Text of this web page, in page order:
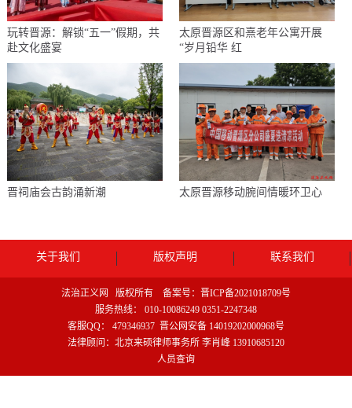
玩转晋源：解锁“五一”假期，共
赴文化盛宴
太原晋源区和熹老年公寓开展
“岁月铅华 红
晋祠庙会古韵涌新潮 太原晋源移动腕间情暖环卫心
关于我们 版权声明 联系我们
法治正义网 版权所有 备案号： 晋ICP备2021018709号
服务热线： 010-10086249 0351-2247348
客服QQ： 479346937 晋公网安备 14019202000968号
法律顾问：北京来硕律师事务所 李肖峰 13910685120
人员查询